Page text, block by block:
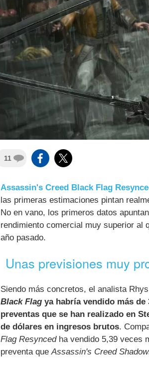
11
Assassin's Creed Black Flag
las primeras estimaciones pintan
No en vano, los primeros datos
rendimiento comercial muy superior al
año pasado.
Unas previsiones muy
Siendo más concretos, el analista
Black Flag ya habría vendido más
preventas que se han realizado en
de dólares en ingresos brutos.
Flag Resyncedha vendido 5,39 veces
preventa que Assassin's Creed